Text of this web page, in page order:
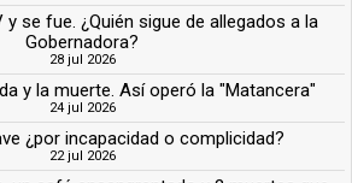
y se fue. ¿Quién sigue de allegados a la
Gobernadora?
28 jul 2026
y la muerte. Así operó la "Matancera"
24 jul 2026
¿por incapacidad o complicidad?
22 jul 2026